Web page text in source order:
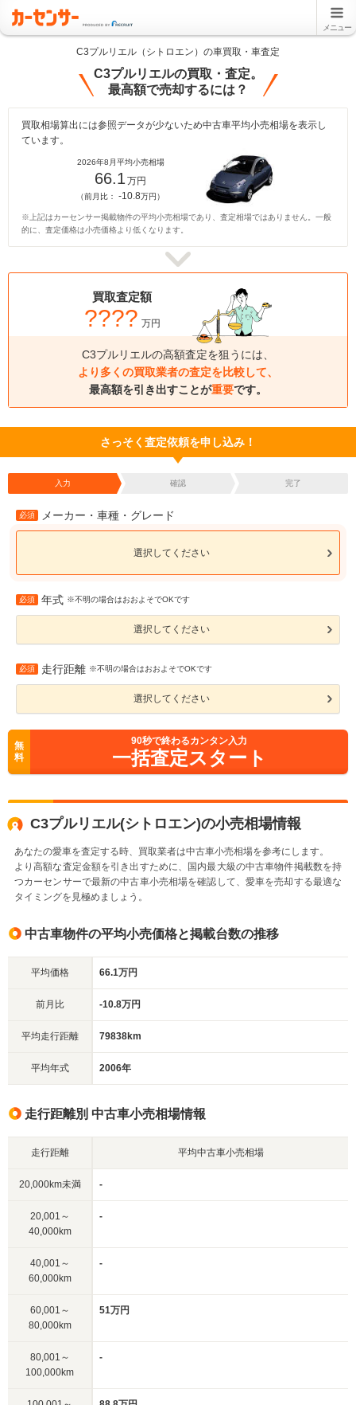
メニュー
C3プルリエル（シトロエン）の車買取・車査定
C3プルリエルの買取・査定。
最高額で売却するには？
買取相場算出には参照データが少ないため中古車平均小売相場を表示し
ています。
2026年8月平均小売相場
66.1 万円
（前月比：-10.8万円）
※上記はカーセンサー掲載物件の平均小売相場であり、査定相場ではありません。一般
的に、査定価格は小売価格より低くなります。
買取査定額
???? 万円
C3プルリエルの高額査定を狙うには、
より多くの買取業者の査定を比較して、
最高額を引き出すことが重要です。
さっそく査定依頼を申し込み！
入力 確認 完了
必須 メーカー・車種・グレード
選択してください
必須 年式 ※不明の場合はおおよそでOKです
選択してください
必須 走行距離 ※不明の場合はおおよそでOKです
選択してください
無
料
90秒で終わるカンタン入力
一括査定スタート
C3プルリエル(シトロエン)の小売相場情報
あなたの愛車を査定する時、買取業者は中古車小売相場を参考にします。
より高額な査定金額を引き出すために、国内最大級の中古車物件掲載数を持
つカーセンサーで最新の中古車小売相場を確認して、愛車を売却する最適な
タイミングを見極めましょう。
中古車物件の平均小売価格と掲載台数の推移
平均価格 66.1万円
前月比 -10.8万円
平均走行距離 79838km
平均年式 2006年
走行距離別 中古車小売相場情報
走行距離 平均中古車小売相場
20,000km未満 -
20,001～
40,000km
-
40,001～
60,000km
-
60,001～
80,000km
51万円
80,001～
100,000km
-